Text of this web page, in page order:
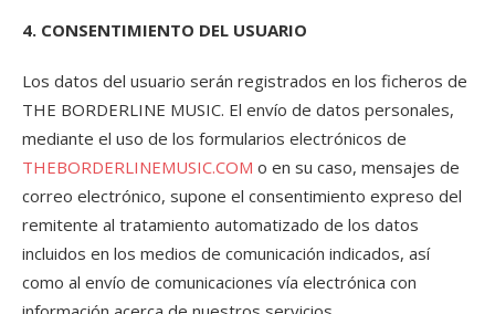
4. CONSENTIMIENTO DEL USUARIO
Los datos del usuario serán registrados en los ficheros de
THE BORDERLINE MUSIC. El envío de datos personales,
mediante el uso de los formularios electrónicos de
THEBORDERLINEMUSIC.COM o en su caso, mensajes de
correo electrónico, supone el consentimiento expreso del
remitente al tratamiento automatizado de los datos
incluidos en los medios de comunicación indicados, así
como al envío de comunicaciones vía electrónica con